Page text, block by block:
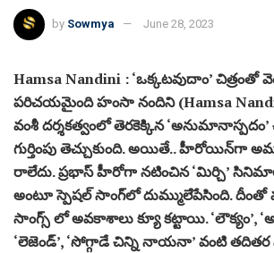
by Sowmya June 28, 2023
Hamsa Nandini : ‘ఒక్కటవుదాం’ చిత్రంతో
ప‌రిచ‌య‌మైంది హంసా నందిని (Hamsa
వంశీ ద‌ర్శ‌క‌త్వంలో తెర‌కెక్కిన
గుర్తింపు తెచ్చుకుంది. అయితే.. హీరోయిన్‌గా
రాలేదు. ప్ర‌భాస్ హీరోగా న‌టించిన ‘మిర్చి’
అంటూ స్పెష‌ల్ సాంగ్‌లో దుమ్ములేపేసింది. దీంతో
సాంగ్స్ లో అవ‌కాశాలు క్యూ క‌ట్టాయి. ‘లౌక్యం’,
‘లెజెండ్‌’, ‘సోగ్గాడే చిన్ని నాయనా’ వంటి